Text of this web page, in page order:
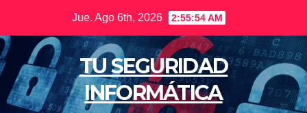
contenido
Jue. Ago 6th, 2026 2:55:55 AM
TU SEGURIDAD
INFORMÁTICA